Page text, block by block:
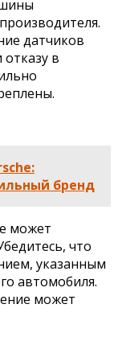
датчиков
в
бренд
может
что
указанным
автомобиля.
может